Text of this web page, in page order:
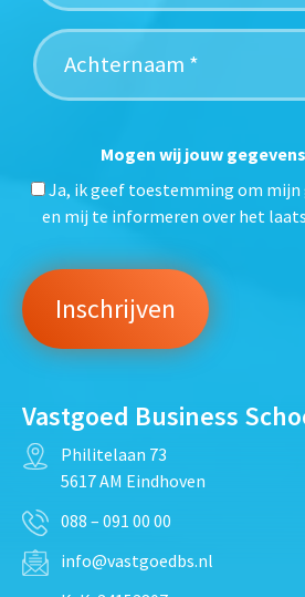
Mogen wij jouw
Ja, ik geef toestemming om mijn
en mij te informeren over het
Vastgoed Business
Philitelaan 73
5617 AM Eindhoven
088 – 091 00 00
info@vastgoedbs.nl